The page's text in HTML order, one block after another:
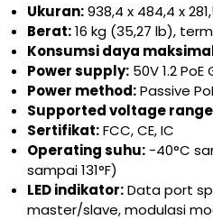
Ukuran:938,4 x 484,4 x
Berat:16 kg (35,27 lb),
Konsumsi daya
Power supply: 50V 1.2
Power method:Passive
Supported voltage
Sertifikat:FCC, CE, IC
Operating suhu: -40°C
sampai 131°F)
LED indikator:Data port
master/slave, modulasi